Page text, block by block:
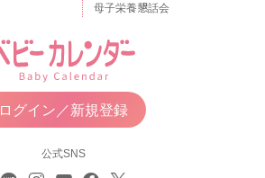
母子栄養懇話会
ログイン／新規登録
公式SNS